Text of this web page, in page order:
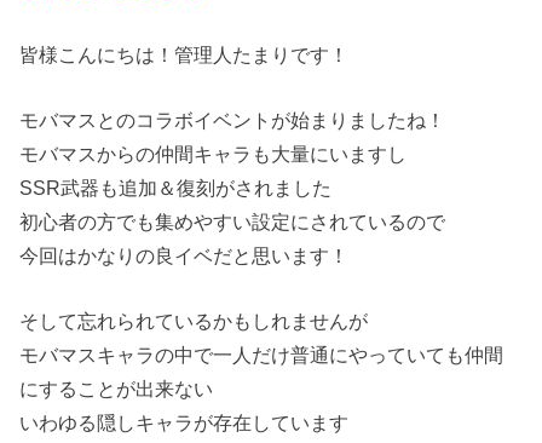
皆様こんにちは！管理人たまりです！
モバマスとのコラボイベントが始まりましたね！
モバマスからの仲間キャラも大量にいますし
SSR武器も追加＆復刻がされました
初心者の方でも集めやすい設定にされているので
今回はかなりの良イベだと思います！
そして忘れられているかもしれませんが
モバマスキャラの中で一人だけ普通にやっていても仲間
にすることが出来ない
いわゆる隠しキャラが存在しています